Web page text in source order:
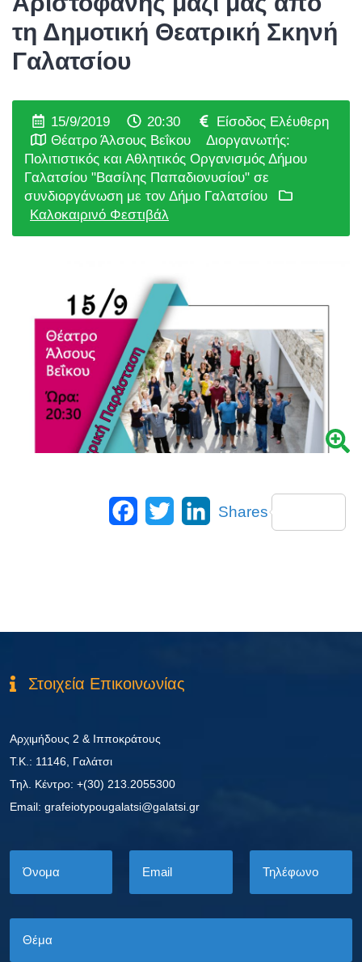
τη Δημοτική Θεατρική Σκηνή
Γαλατσίου
15/9/2019 20:30
Είσοδος Ελέυθερη
Θέατρο Άλσους Βεΐκου
Διοργανωτής:
Πολιτιστικός και Αθλητικός Οργανισμός Δήμου
Γαλατσίου "Βασίλης Παπαδιονυσίου" σε
συνδιοργάνωση με τον Δήμο Γαλατσίου
Καλοκαιρινό Φεστιβάλ
Facebook
Twitter LinkedIn
Shares
Στοιχεία Επικοινωνίας
Αρχιμήδους 2 & Ιπποκράτους
Τ.Κ.: 11146, Γαλάτσι
Τηλ. Κέντρο: +(30) 213.2055300
Εmail: grafeiotypougalatsi@galatsi.gr